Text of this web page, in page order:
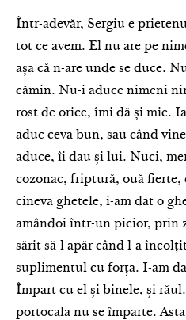
Într-adevăr, Sergiu e
tot ce avem. El nu are pe
așa că n-are unde se duce.
cămin. Nu-i aduce nimeni
rost de orice, îmi dă și mie.
aduc ceva bun, sau când
aduce, îi dau și lui. Nuci,
cozonac, friptură, ouă fierte,
cineva ghetele, i-am dat o
amândoi într-un picior, prin
sărit să-l apăr când l-a
suplimentul cu forța. I-am
Împart cu el și binele, și
portocala nu se împarte.